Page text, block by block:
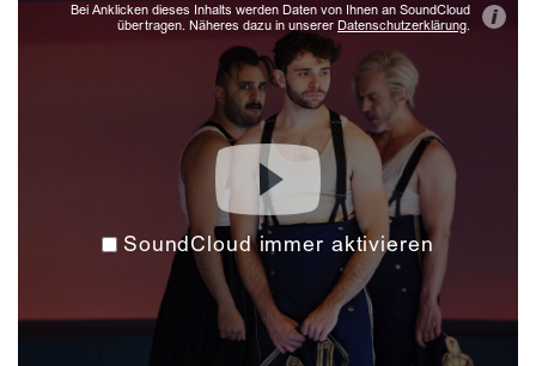
Bei Anklicken dieses Inhalts werden Daten von Ihnen an SoundCloud
übertragen. Näheres dazu in unserer Datenschutzerklärung. i
SoundCloud immer aktivieren